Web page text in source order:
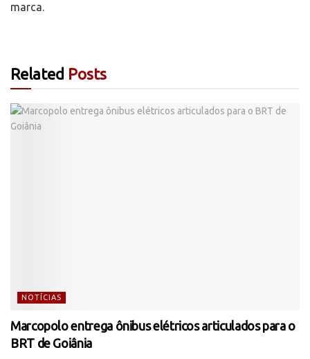
marca.
Related Posts
NOTÍCIAS
Marcopolo entrega ônibus elétricos articulados para o
BRT de Goiânia